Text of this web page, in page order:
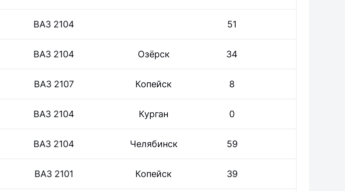
ВАЗ 2104 51
ВАЗ 2104 Озёрск 34
ВАЗ 2107 Копейск 8
ВАЗ 2104 Курган 0
ВАЗ 2104 Челябинск 59
ВАЗ 2101 Копейск 39